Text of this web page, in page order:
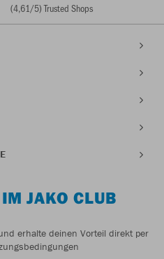
(4,61/5) Trusted Shops
JAKO CLUB
erhalte deinen Vorteil direkt per